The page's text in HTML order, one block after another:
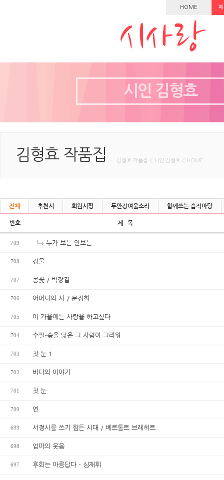
HOME
시인 김형효
김형효 작품집 김형효 작품집 < 시인 김형효 < HOME
전체 추천시 회원시평 두만강여울소리 함께쓰는 습작마당
번호 제 목
709 누가 보든 안보든...
708 강물
707 콩꽃 / 박장길
706 어머니의 시 / 문정희
705 이 가을에는 사랑을 하고싶다
704 수필-숲을 닮은 그 사람이 그리워
703 첫 눈 1
702 바다의 이야기
701 첫 눈
700 연
699 서정시를 쓰기 힘든 시대 / 베르톨트 브레히트
698 엄마의 웃음
697 후회는 아름답다 - 심재휘